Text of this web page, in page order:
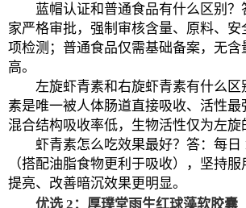
蓝帽认证和普通食品有什么区别？
家严格审批，强制审核含量、原料、
项检测；普通食品仅需基础备案，无
高。
左旋虾青素和右旋虾青素有什么区
素是唯一被人体肠道直接吸收、活性最
混合结构吸收率低，生物活性仅为左旋
虾青素怎么吃效果最好？答：每日
（搭配油脂食物更利于吸收），坚持
提亮、改善暗沉效果更明显。
优选 2：厚璞堂雨生红球藻软胶囊